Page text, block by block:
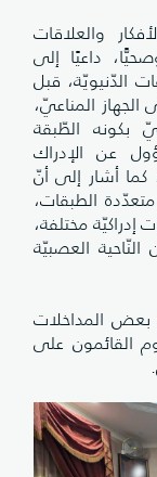
والعلاقات
داعيًا إلى
الدّنيويّة، قبل
الجهاز المناعيّ،
بكونه الطّبقة
عن الإدراك
كما أشار إلى أنّ
الطبقات،
إدراكيّة مختلفة،
العصبيّة
بعض المداخلات
القائمون على